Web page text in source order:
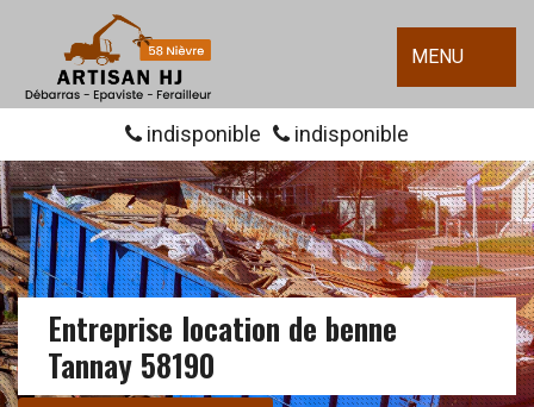
MENU
indisponible indisponible
Entreprise location de benne
Tannay 58190